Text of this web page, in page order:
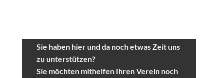
Sie haben hier und da noch etwas Zeit uns
zu unterstützen?
Sie möchten mithelfen Ihren Verein noch